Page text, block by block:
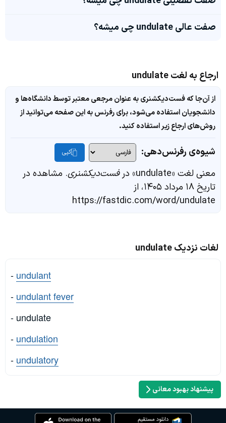
صفت عالی undulate چی میشه؟
ارجاع به لغت undulate
از آن‌جا که فست‌دیکشنری به عنوان مرجعی معتبر توسط دانشگاه‌ها و
دانشجویان استفاده می‌شود، برای رفرنس به این صفحه می‌توانید از
روش‌های ارجاع زیر استفاده کنید.
شیوه‌ی رفرنس‌دهی: کپی
معنی لغت «undulate» در فست‌دیکشنری. مشاهده در
تاریخ ۱۸ مرداد ۱۴۰۵، از
https://fastdic.com/word/undulate
لغات نزدیک undulate
- undulant
- undulant fever
- undulate
- undulation
- undulatory
پیشنهاد بهبود معانی